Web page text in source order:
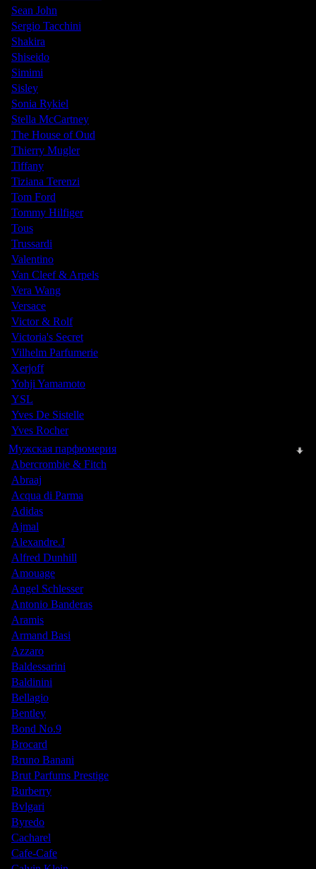
Sean John
Sergio Tacchini
Shakira
Shiseido
Simimi
Sisley
Sonia Rykiel
Stella McCartney
The House of Oud
Thierry Mugler
Tiffany
Tiziana Terenzi
Tom Ford
Tommy Hilfiger
Tous
Trussardi
Valentino
Van Cleef & Arpels
Vera Wang
Versace
Victor & Rolf
Victoria's Secret
Vilhelm Parfumerie
Xerjoff
Yohji Yamamoto
YSL
Yves De Sistelle
Yves Rocher
Мужская парфюмерия
Abercrombie & Fitch
Abraaj
Acqua di Parma
Adidas
Ajmal
Alexandre.J
Alfred Dunhill
Amouage
Angel Schlesser
Antonio Banderas
Aramis
Armand Basi
Azzaro
Baldessarini
Baldinini
Bellagio
Bentley
Bond No.9
Brocard
Bruno Banani
Brut Parfums Prestige
Burberry
Bvlgari
Byredo
Cacharel
Cafe-Cafe